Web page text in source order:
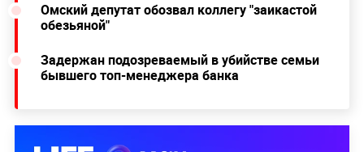
Омский депутат обозвал коллегу "заикастой
обезьяной"
Задержан подозреваемый в убийстве семьи
бывшего топ-менеджера банка